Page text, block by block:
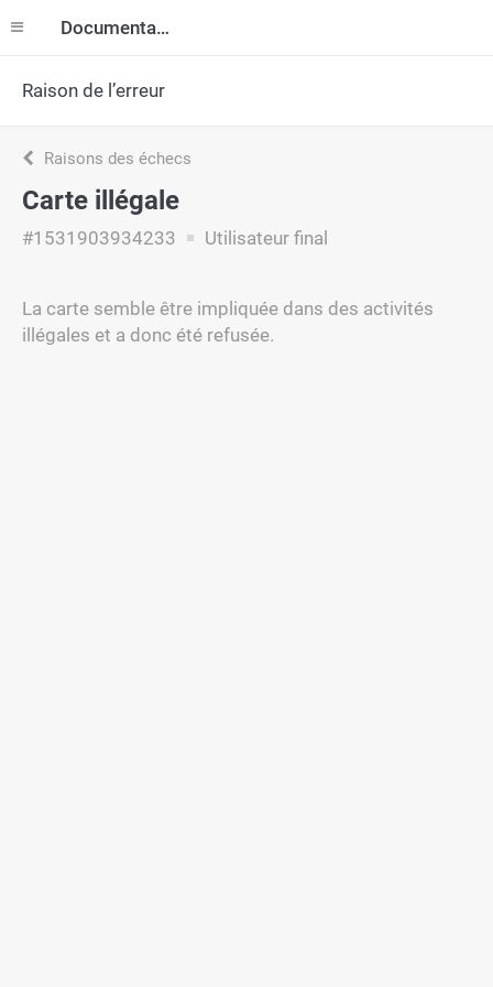
Documentation
Raison de l’erreur
Raisons des échecs
Carte illégale
#1531903934233 Utilisateur final
La carte semble être impliquée dans des activités
illégales et a donc été refusée.